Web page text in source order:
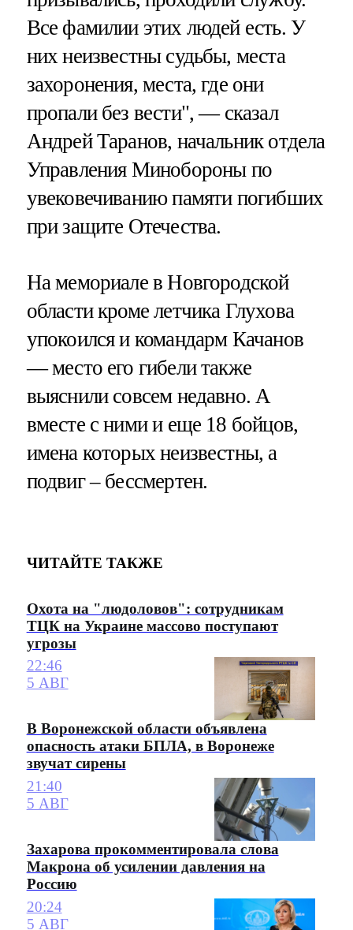
Все фамилии этих людей есть. У
них неизвестны судьбы, места
захоронения, места, где они
пропали без вести", — сказал
Андрей Таранов, начальник отдела
Управления Минобороны по
увековечиванию памяти погибших
при защите Отечества.
На мемориале в Новгородской
области кроме летчика Глухова
упокоился и командарм Качанов
— место его гибели также
выяснили совсем недавно. А
вместе с ними и еще 18 бойцов,
имена которых неизвестны, а
подвиг – бессмертен.
ЧИТАЙТЕ ТАКЖЕ
Охота на "людоловов": сотрудникам
ТЦК на Украине массово поступают
угрозы
22:46
5 АВГ
В Воронежской области объявлена
опасность атаки БПЛА, в Воронеже
звучат сирены
21:40
5 АВГ
Захарова прокомментировала слова
Макрона об усилении давления на
Россию
20:24
5 АВГ